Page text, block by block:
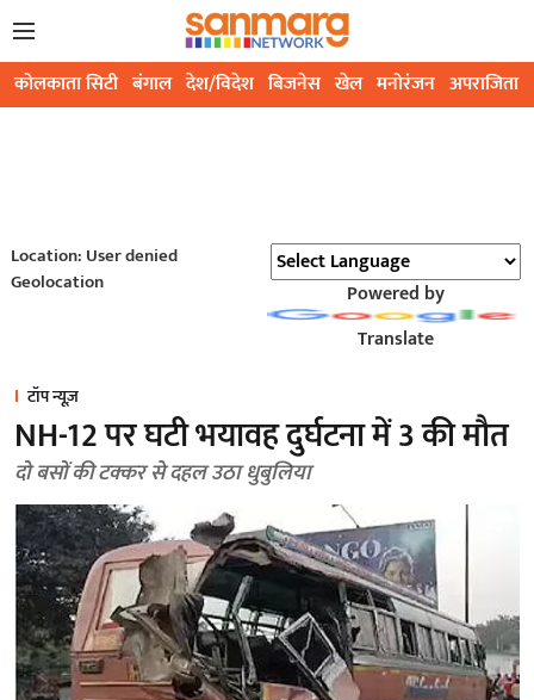
कोलकाता सिटी बंगाल देश/विदेश बिजनेस खेल मनोरंजन अपराजिता
Location: User denied
Geolocation
Powered by
Translate
टॉप न्यूज़
NH-12 पर घटी भयावह दुर्घटना में 3 की मौत
दो बसों की टक्कर से दहल उठा धुबुलिया